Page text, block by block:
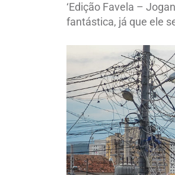
‘Edição Favela –
fantástica, já que ele